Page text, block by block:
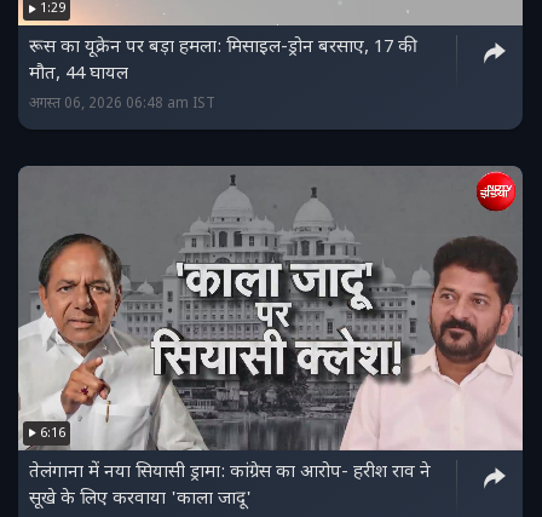
1:29
रूस का यूक्रेन पर बड़ा हमला: मिसाइल-ड्रोन बरसाए, 17 की
मौत, 44 घायल
अगस्त 06, 2026 06:48 am IST
6:16
तेलंगाना में नया सियासी ड्रामा: कांग्रेस का आरोप- हरीश राव ने
सूखे के लिए करवाया 'काला जादू'